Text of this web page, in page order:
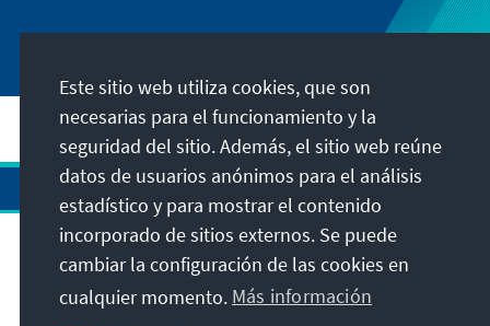
Visita también
Este sitio web utiliza cookies, que son
necesarias para el funcionamiento y la
seguridad del sitio. Además, el sitio web reúne
datos de usuarios anónimos para el análisis
estadístico y para mostrar el contenido
incorporado de sitios externos. Se puede
cambiar la configuración de las cookies en
cualquier momento. Más información